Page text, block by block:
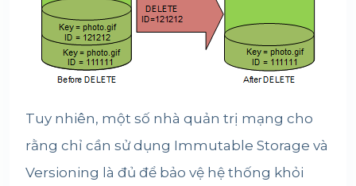
Tuy nhiên, một số nhà quản trị mạng cho
rằng chỉ cần sử dụng Immutable Storage và
Versioning là đủ để bảo vệ hệ thống khỏi